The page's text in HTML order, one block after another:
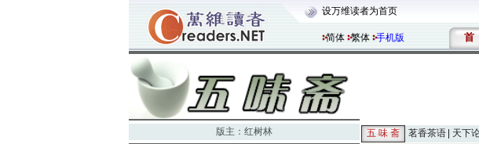
设万维读者为首页
简体 繁体 手机版 首
版主： 红树林 五 味 斋 茗香茶语 天下